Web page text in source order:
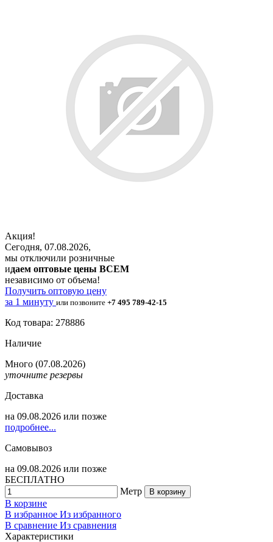
Акция!
Сегодня, 07.08.2026,
мы отключили розничные
идаем оптовые цены ВСЕМ
независимо от объема!
Получить оптовую цену
за 1 минуту или позвоните +7 495 789-42-15
Код товара: 278886
Наличие
Много (07.08.2026)
уточните резервы
Доставка
на 09.08.2026 или позже
подробнее...
Самовывоз
на 09.08.2026 или позже
БЕСПЛАТНО
Метр
В корзину
В корзине
В избранное Из избранного
В сравнение Из сравнения
Характеристики